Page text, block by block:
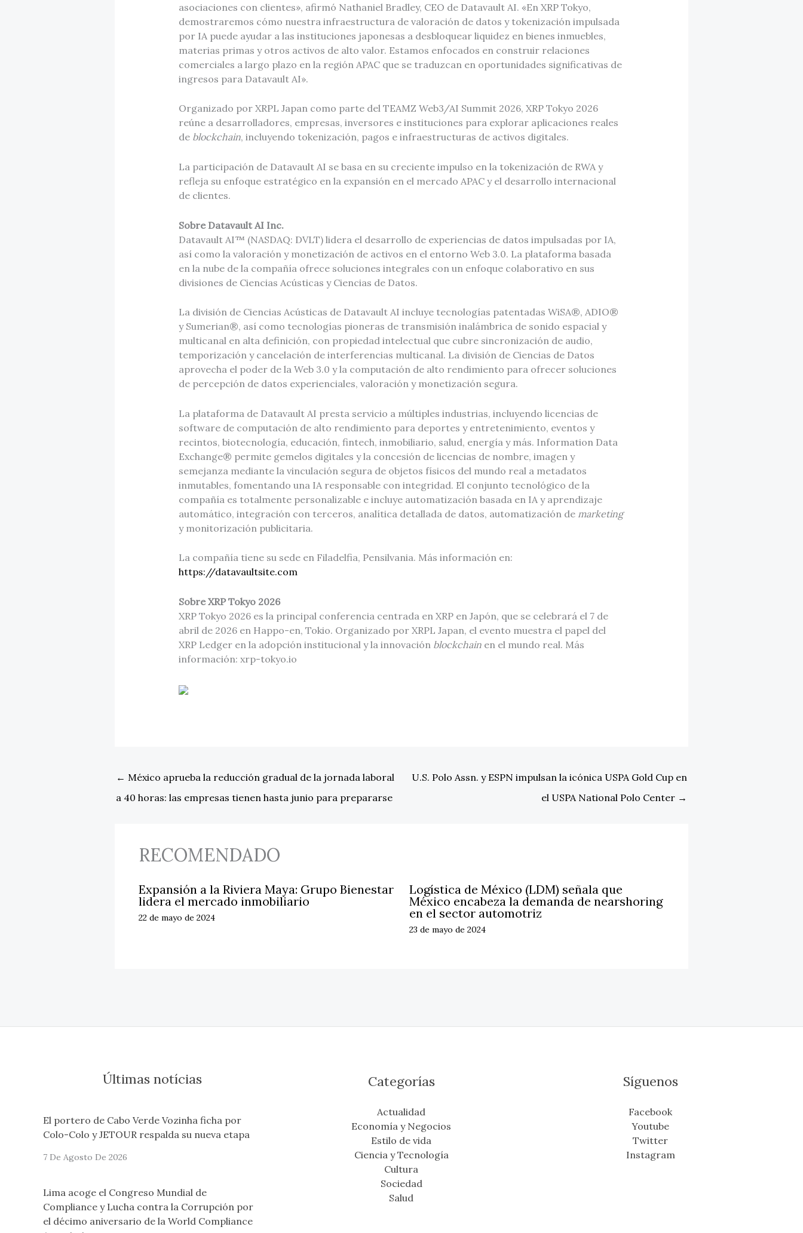
asociaciones con clientes», afirmó Nathaniel Bradley, CEO de Datavault AI. «En XRP Tokyo,
demostraremos cómo nuestra infraestructura de valoración de datos y tokenización impulsada
por IA puede ayudar a las instituciones japonesas a desbloquear liquidez en bienes inmuebles,
materias primas y otros activos de alto valor. Estamos enfocados en construir relaciones
comerciales a largo plazo en la región APAC que se traduzcan en oportunidades significativas de
ingresos para Datavault AI».
Organizado por XRPL Japan como parte del TEAMZ Web3/AI Summit 2026, XRP Tokyo 2026
reúne a desarrolladores, empresas, inversores e instituciones para explorar aplicaciones reales
de blockchain, incluyendo tokenización, pagos e infraestructuras de activos digitales.
La participación de Datavault AI se basa en su creciente impulso en la tokenización de RWA y
refleja su enfoque estratégico en la expansión en el mercado APAC y el desarrollo internacional
de clientes.
Sobre Datavault AI Inc.
Datavault AI™ (NASDAQ: DVLT) lidera el desarrollo de experiencias de datos impulsadas por IA,
así como la valoración y monetización de activos en el entorno Web 3.0. La plataforma basada
en la nube de la compañía ofrece soluciones integrales con un enfoque colaborativo en sus
divisiones de Ciencias Acústicas y Ciencias de Datos.
La división de Ciencias Acústicas de Datavault AI incluye tecnologías patentadas WiSA®, ADIO®
y Sumerian®, así como tecnologías pioneras de transmisión inalámbrica de sonido espacial y
multicanal en alta definición, con propiedad intelectual que cubre sincronización de audio,
temporización y cancelación de interferencias multicanal. La división de Ciencias de Datos
aprovecha el poder de la Web 3.0 y la computación de alto rendimiento para ofrecer soluciones
de percepción de datos experienciales, valoración y monetización segura.
La plataforma de Datavault AI presta servicio a múltiples industrias, incluyendo licencias de
software de computación de alto rendimiento para deportes y entretenimiento, eventos y
recintos, biotecnología, educación, fintech, inmobiliario, salud, energía y más. Information Data
Exchange® permite gemelos digitales y la concesión de licencias de nombre, imagen y
semejanza mediante la vinculación segura de objetos físicos del mundo real a metadatos
inmutables, fomentando una IA responsable con integridad. El conjunto tecnológico de la
compañía es totalmente personalizable e incluye automatización basada en IA y aprendizaje
automático, integración con terceros, analítica detallada de datos, automatización de marketing
y monitorización publicitaria.
La compañía tiene su sede en Filadelfia, Pensilvania. Más información en:
https://datavaultsite.com
Sobre XRP Tokyo 2026
XRP Tokyo 2026 es la principal conferencia centrada en XRP en Japón, que se celebrará el 7 de
abril de 2026 en Happo-en, Tokio. Organizado por XRPL Japan, el evento muestra el papel del
XRP Ledger en la adopción institucional y la innovaciónblockchainen el mundo real. Más
información: xrp-tokyo.io
← México aprueba la reducción gradual de la jornada laboral
a 40 horas: las empresas tienen hasta junio para prepararse
U.S. Polo Assn. y ESPN impulsan la icónica USPA Gold Cup en
el USPA National Polo Center →
RECOMENDADO
Expansión a la Riviera Maya: Grupo Bienestar
lidera el mercado inmobiliario
22 de mayo de 2024
Logística de México (LDM) señala que
México encabeza la demanda de nearshoring
en el sector automotriz
23 de mayo de 2024
Últimas notícias
El portero de Cabo Verde Vozinha ficha por
Colo-Colo y JETOUR respalda su nueva etapa
7 De Agosto De 2026
Lima acoge el Congreso Mundial de
Compliance y Lucha contra la Corrupción por
el décimo aniversario de la World Compliance
Categorías
Actualidad
Economía y Negocios
Estilo de vida
Ciencia y Tecnología
Cultura
Sociedad
Salud
Síguenos
Facebook
Youtube
Twitter
Instagram